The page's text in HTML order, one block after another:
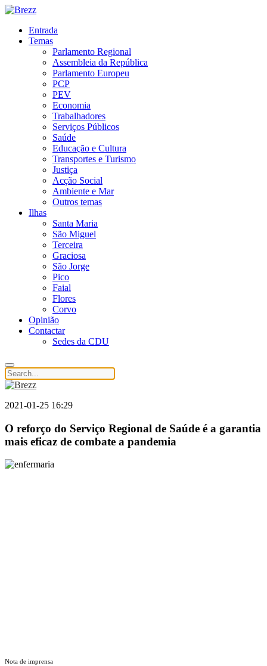
Entrada
Temas
Parlamento Regional
Assembleia da República
Parlamento Europeu
PCP
PEV
Economia
Trabalhadores
Serviços Públicos
Saúde
Educação e Cultura
Transportes e Turismo
Justiça
Acção Social
Ambiente e Mar
Outros temas
Ilhas
Santa Maria
São Miguel
Terceira
Graciosa
São Jorge
Pico
Faial
Flores
Corvo
Opinião
Contactar
Sedes da CDU
2021-01-25 16:29
O reforço do Serviço Regional de Saúde é a garantia
mais eficaz de combate a pandemia
Nota de imprensa